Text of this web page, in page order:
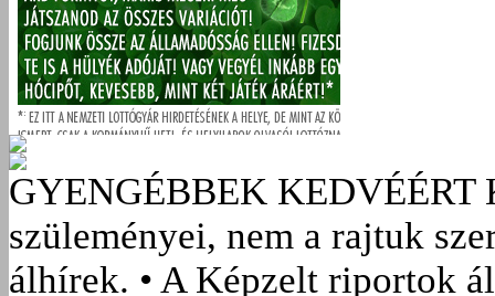
GYENGÉBBEK KEDVÉÉRT
szüleményei, nem a rajtuk
álhírek. • A Képzelt riportok